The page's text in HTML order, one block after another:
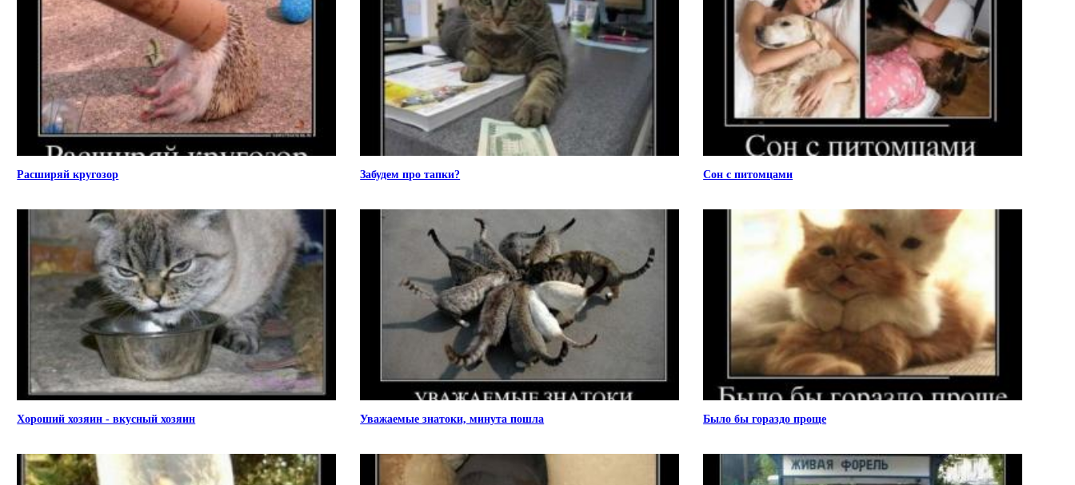
Расширяй кругозор Забудем про тапки? Сон с питомцами
Хороший хозяин - вкусный хозяин Уважаемые знатоки, минута пошла Было бы гораздо проще